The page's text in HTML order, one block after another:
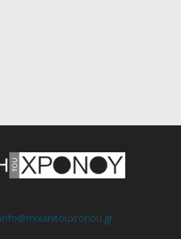
info@mixanitouxronou.gr